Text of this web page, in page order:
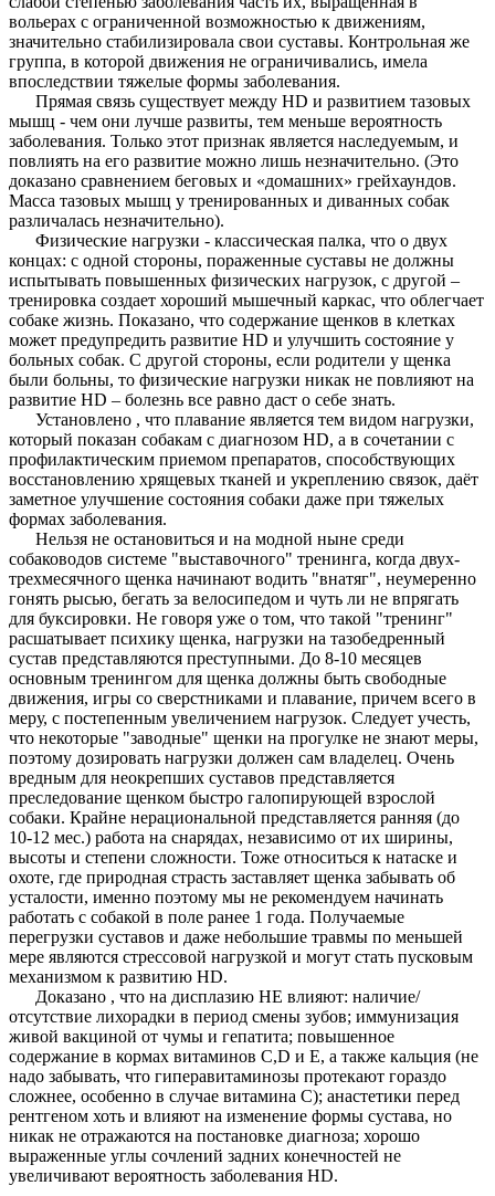
вольерах с ограниченной возможностью к движениям,
значительно стабилизировала свои суставы. Контрольная же
группа, в которой движения не ограничивались, имела
впоследствии тяжелые формы заболевания.
Прямая связь существует между HD и развитием тазовых
мышц - чем они лучше развиты, тем меньше вероятность
заболевания. Только этот признак является наследуемым, и
повлиять на его развитие можно лишь незначительно. (Это
доказано сравнением беговых и «домашних» грейхаундов.
Масса тазовых мышц у тренированных и диванных собак
различалась незначительно).
Физические нагрузки - классическая палка, что о двух
концах: с одной стороны, пораженные суставы не должны
испытывать повышенных физических нагрузок, с другой –
тренировка создает хороший мышечный каркас, что облегчает
собаке жизнь. Показано, что содержание щенков в клетках
может предупредить развитие HD и улучшить состояние у
больных собак. С другой стороны, если родители у щенка
были больны, то физические нагрузки никак не повлияют на
развитие HD – болезнь все равно даст о себе знать.
Установлено , что плавание является тем видом нагрузки,
который показан собакам с диагнозом HD, а в сочетании с
профилактическим приемом препаратов, способствующих
восстановлению хрящевых тканей и укреплению связок, даёт
заметное улучшение состояния собаки даже при тяжелых
формах заболевания.
Нельзя не остановиться и на модной ныне среди
собаководов системе "выставочного" тренинга, когда двух-
трехмесячного щенка начинают водить "внатяг", неумеренно
гонять рысью, бегать за велосипедом и чуть ли не впрягать
для буксировки. Не говоря уже о том, что такой "тренинг"
расшатывает психику щенка, нагрузки на тазобедренный
сустав представляются преступными. До 8-10 месяцев
основным тренингом для щенка должны быть свободные
движения, игры со сверстниками и плавание, причем всего в
меру, с постепенным увеличением нагрузок. Следует учесть,
что некоторые "заводные" щенки на прогулке не знают меры,
поэтому дозировать нагрузки должен сам владелец. Очень
вредным для неокрепших суставов представляется
преследование щенком быстро галопирующей взрослой
собаки. Крайне нерациональной представляется ранняя (до
10-12 мес.) работа на снарядах, независимо от их ширины,
высоты и степени сложности. Тоже относиться к натаске и
охоте, где природная страсть заставляет щенка забывать об
усталости, именно поэтому мы не рекомендуем начинать
работать с собакой в поле ранее 1 года. Получаемые
перегрузки суставов и даже небольшие травмы по меньшей
мере являются стрессовой нагрузкой и могут стать пусковым
механизмом к развитию HD.
Доказано , что на дисплазию НЕ влияют: наличие/
отсутствие лихорадки в период смены зубов; иммунизация
живой вакциной от чумы и гепатита; повышенное
содержание в кормах витаминов C,D и Е, а также кальция (не
надо забывать, что гиперавитаминозы протекают гораздо
сложнее, особенно в случае витамина С); анастетики перед
рентгеном хоть и влияют на изменение формы сустава, но
никак не отражаются на постановке диагноза; хорошо
выраженные углы сочлений задних конечностей не
увеличивают вероятность заболевания HD.